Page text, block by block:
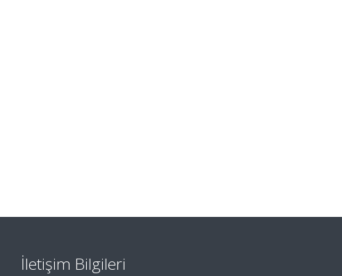
İletişim Bilgileri